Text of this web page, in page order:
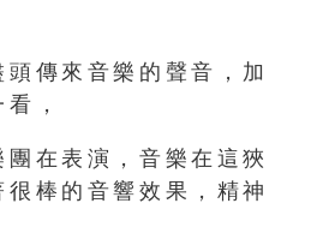
傳來音樂的聲音，加
，
在表演，音樂在這狹
棒的音響效果，精神